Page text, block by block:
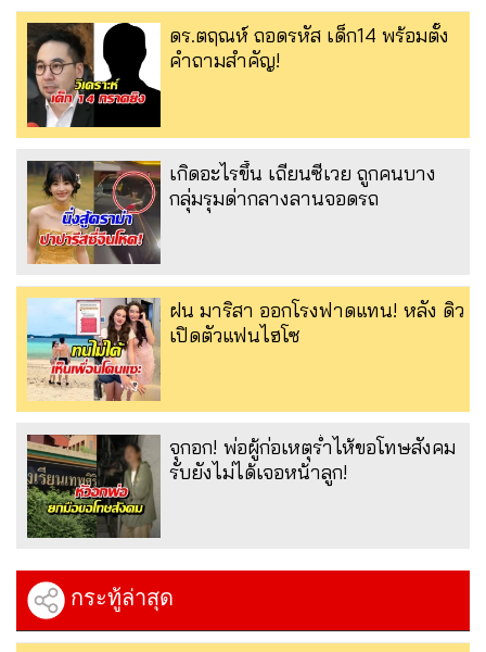
ดร.ตฤณห์ ถอดรหัส เด็ก14 พร้อมตั้ง
คำถามสำคัญ!
เกิดอะไรขึ้น เถียนซีเวย ถูกคนบาง
กลุ่มรุมด่ากลางลานจอดรถ
ฝน มาริสา ออกโรงฟาดแทน! หลัง ดิว
เปิดตัวแฟนไฮโซ
จุกอก! พ่อผู้ก่อเหตุร่ำไห้ขอโทษสังคม
รับยังไม่ได้เจอหน้าลูก!
กระทู้ล่าสุด